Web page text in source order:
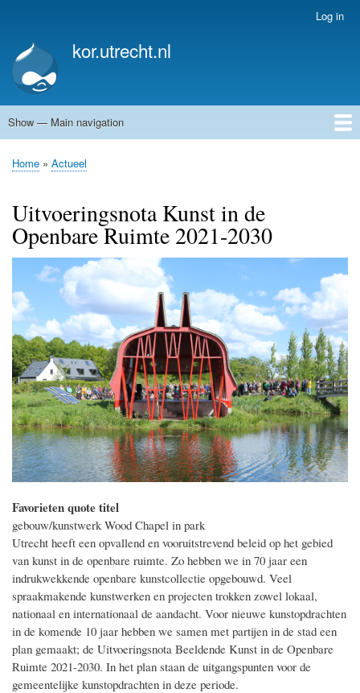
account
menu
Log in
kor.utrecht.nl
Main
Show — Main navigation
Home
Kunstwerken
Actueel
Routes
Breadcrumb
Home Actueel
Uitvoeringsnota Kunst in de
Openbare Ruimte 2021-2030
Favorieten quote titel
gebouw/kunstwerk Wood Chapel in park
Utrecht heeft een opvallend en vooruitstrevend beleid op het gebied
van kunst in de openbare ruimte. Zo hebben we in 70 jaar een
indrukwekkende openbare kunstcollectie opgebouwd. Veel
spraakmakende kunstwerken en projecten trokken zowel lokaal,
nationaal en internationaal de aandacht. Voor nieuwe kunstopdrachten
in de komende 10 jaar hebben we samen met partijen in de stad een
plan gemaakt; de Uitvoeringsnota Beeldende Kunst in de Openbare
Ruimte 2021-2030. In het plan staan de uitgangspunten voor de
gemeentelijke kunstopdrachten in deze periode.